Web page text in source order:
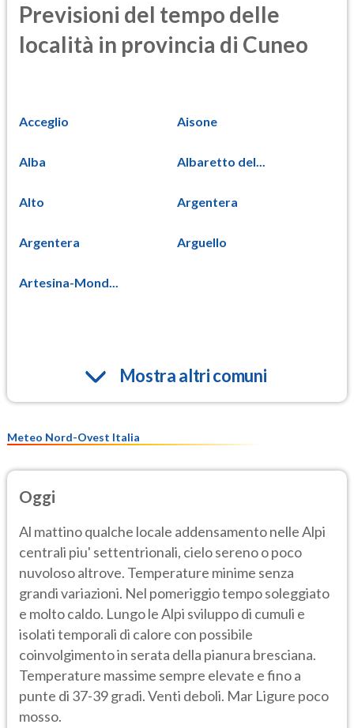
Previsioni del tempo delle
località in provincia di Cuneo
Acceglio Aisone
Alba Albaretto del...
Alto Argentera
Argentera Arguello
Artesina-Mond...
Mostra altri comuni
Meteo Nord-Ovest Italia
Oggi
Al mattino qualche locale addensamento nelle Alpi
centrali piu' settentrionali, cielo sereno o poco
nuvoloso altrove. Temperature minime senza
grandi variazioni. Nel pomeriggio tempo soleggiato
e molto caldo. Lungo le Alpi sviluppo di cumuli e
isolati temporali di calore con possibile
coinvolgimento in serata della pianura bresciana.
Temperature massime sempre elevate e fino a
punte di 37-39 gradi. Venti deboli. Mar Ligure poco
mosso.